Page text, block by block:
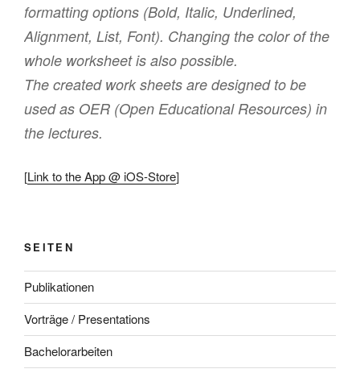
formatting options (Bold, Italic, Underlined,
Alignment, List, Font). Changing the color of the
whole worksheet is also possible.
The created work sheets are designed to be
used as OER (Open Educational Resources) in
the lectures.
[Link to the App @ iOS-Store]
SEITEN
Publikationen
Vorträge / Presentations
Bachelorarbeiten